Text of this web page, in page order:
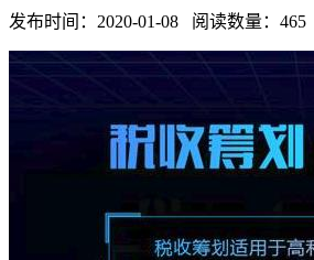
发布时间：2020-01-08 阅读数量：465